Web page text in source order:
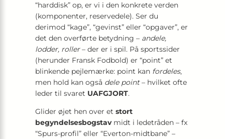
“harddisk” op, er vi i den konkrete verden
(komponenter, reservedele). Ser du
derimod “kage”, “gevinst” eller “opgaver”, er
det den overførte betydning – andele,
lodder, roller– der er i spil. På sportssider
(herunder Fransk Fodbold) er “point” et
blinkende pejlemærke: point kan fordeles,
men hold kan også dele point– hvilket ofte
leder til svaret UAFGJORT.
Glider øjet hen over et stort
begyndelsesbogstavmidt i ledetråden – fx
“Spurs-profil” eller “Everton-midtbane” –